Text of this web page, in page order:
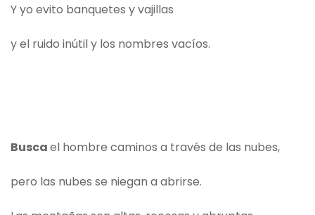
Y yo evito banquetes y vajillas
y el ruido inútil y los nombres vacíos.
Buscael hombre caminos a través de las nubes,
pero las nubes se niegan a abrirse.